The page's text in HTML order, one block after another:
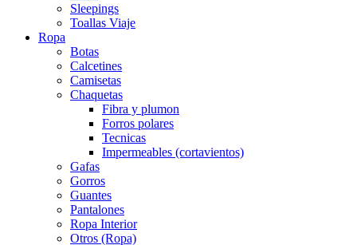
Sleepings
Toallas Viaje
Ropa
Botas
Calcetines
Camisetas
Chaquetas
Fibra y plumon
Forros polares
Tecnicas
Impermeables (cortavientos)
Gafas
Gorros
Guantes
Pantalones
Ropa Interior
Otros (Ropa)